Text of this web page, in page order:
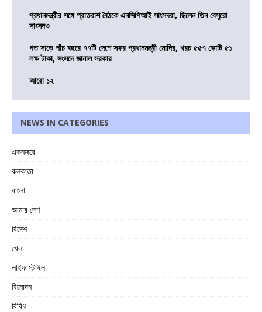
প্রধানমন্ত্রীর সঙ্গে প্রাতরাশ বৈঠকে এনসিপিআই সাংসদরা, ছিলেন তিন বেসুরো
সাংসদও
গত সাড়ে পাঁচ বছরে ৭৭টি দেশে সফর প্রধানমন্ত্রী মোদির, খরচ ৫৫৭ কোটি ৫১
লক্ষ টাকা, সংসদে জানাল সরকার
আরো ১২
NEWS IN CATEGORIES
একনজরে
কলকাতা
বাংলা
আমার দেশ
বিদেশ
খেলা
লাইফ স্টাইল
বিনোদন
বিবিধ